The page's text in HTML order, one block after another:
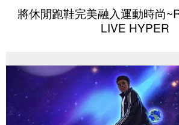
將休閒跑鞋完美融入運動時尚
LIVE HYPER